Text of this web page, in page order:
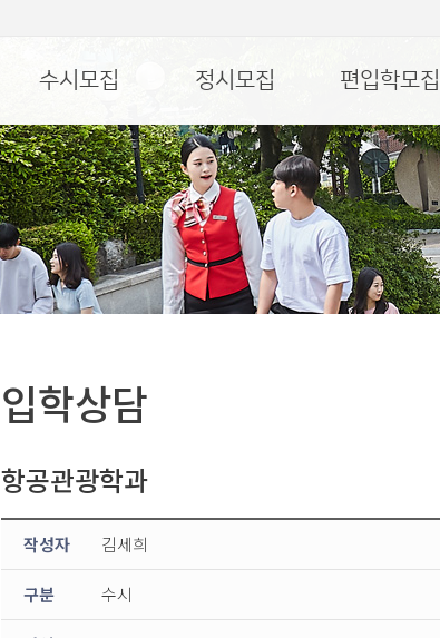
수시모집 정시모집 편입학모집
입학상담
항공관광학과
작성자 김세희
구분 수시